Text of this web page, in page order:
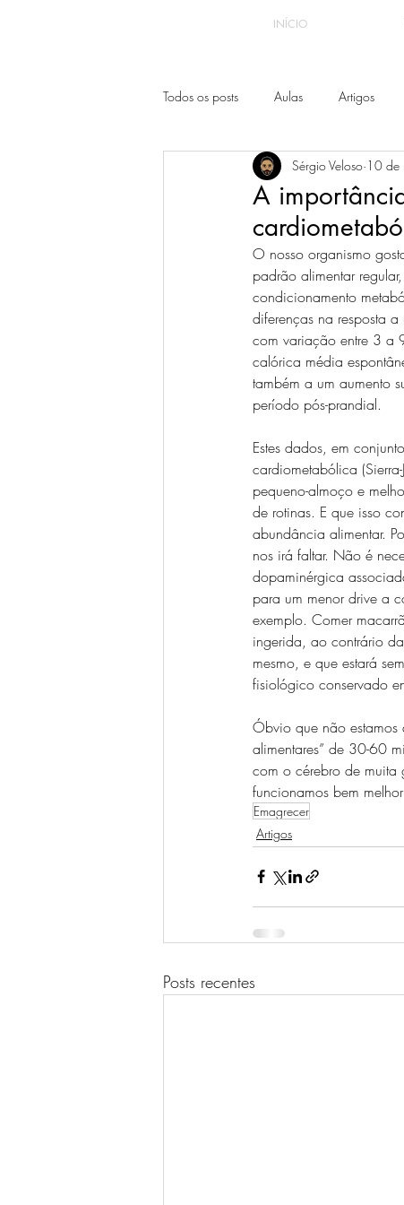
INÍCIO
Todos os posts Aulas Artigos
A
Sérgio Veloso 10 de
O nosso organismo
padrão alimentar
condicionamento
diferenças na resposta
com variação entre 3 a
calórica média
também a um aumento
período pós-prandial.
Estes dados, em
cardiometabólica
pequeno-almoço e
de rotinas. E que isso
abundância alimentar.
nos irá faltar. Não é
dopaminérgica
para um menor drive a
exemplo. Comer
ingerida, ao contrário
mesmo, e que estará
fisiológico conservado
Óbvio que não estamos
alimentares” de 30-60
com o cérebro de
funcionamos bem
Emagrecer
Artigos
Posts recentes